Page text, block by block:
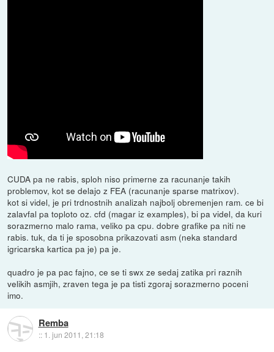
CUDA pa ne rabis, sploh niso primerne za racunanje takih
problemov, kot se delajo z FEA (racunanje sparse matrixov).
kot si videl, je pri trdnostnih analizah najbolj obremenjen ram. ce bi
zalavfal pa toploto oz. cfd (magar iz examples), bi pa videl, da kuri
sorazmerno malo rama, veliko pa cpu. dobre grafike pa niti ne
rabis. tuk, da ti je sposobna prikazovati asm (neka standard
igricarska kartica pa je) pa je.
quadro je pa pac fajno, ce se ti swx ze sedaj zatika pri raznih
velikih asmjih, zraven tega je pa tisti zgoraj sorazmerno poceni
imo.
Remba
:: 1. jun 2011, 21:18